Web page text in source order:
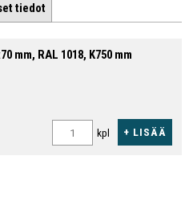
tiedot
mm, RAL 1018, K750 mm
kpl + LISÄÄ